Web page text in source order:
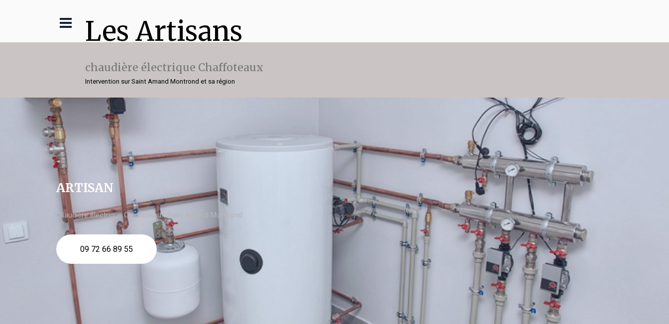
Les Artisans
chaudière électrique Chaffoteaux
Intervention sur Saint Amand Montrond et sa région
ARTISAN
chaudière électrique Chaffoteaux Saint Amand Montrond
09 72 66 89 55